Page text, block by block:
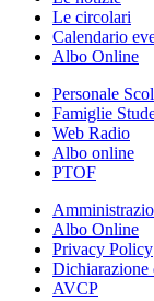
Le circolari
Calendario
Albo Online
Personale
Famiglie
Web Radio
Albo online
PTOF
Albo Online
Privacy Policy
Dichiarazione
AVCP